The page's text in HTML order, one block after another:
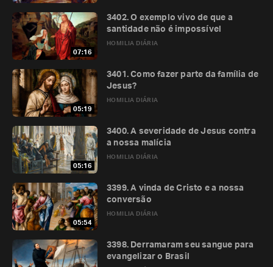
07:16
HOMILIA DIÁRIA
3402. O exemplo vivo de que a
santidade não é impossível
05:19
HOMILIA DIÁRIA
3401. Como fazer parte da família de
Jesus?
05:16
HOMILIA DIÁRIA
3400. A severidade de Jesus contra
a nossa malícia
05:54
HOMILIA DIÁRIA
3399. A vinda de Cristo e a nossa
conversão
3398. Derramaram seu sangue para
evangelizar o Brasil